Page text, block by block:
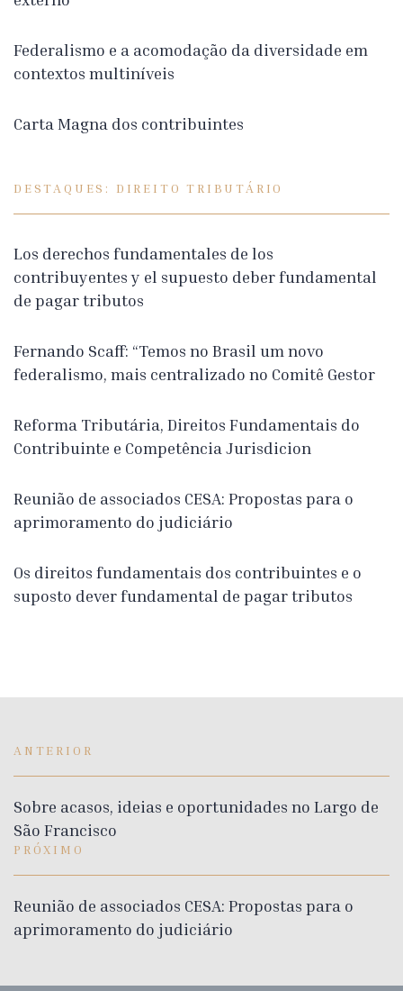
Federalismo e a acomodação da diversidade em
contextos multiníveis
Carta Magna dos contribuintes
DESTAQUES: DIREITO TRIBUTÁRIO
Los derechos fundamentales de los
contribuyentes y el supuesto deber fundamental
de pagar tributos
Fernando Scaff: “Temos no Brasil um novo
federalismo, mais centralizado no Comitê Gestor
Reforma Tributária, Direitos Fundamentais do
Contribuinte e Competência Jurisdicion
Reunião de associados CESA: Propostas para o
aprimoramento do judiciário
Os direitos fundamentais dos contribuintes e o
suposto dever fundamental de pagar tributos
ANTERIOR
Sobre acasos, ideias e oportunidades no Largo de
São Francisco
PRÓXIMO
Reunião de associados CESA: Propostas para o
aprimoramento do judiciário